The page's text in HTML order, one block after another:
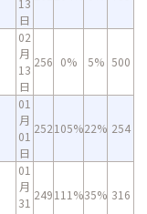
13
日
02
月
13
日
256 0% 5% 500
01
月
01
日
252105%22% 254
01
月
31
249111%35% 316